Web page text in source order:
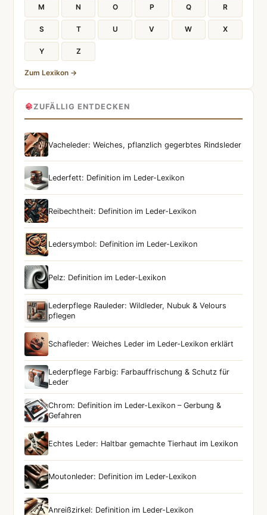
M N O P Q R
S T U V W X
Y Z
Zum Lexikon →
ZUFÄLLIG ENTDECKEN
Vacheleder: Weiches, pflanzlich gegerbtes Rindsleder
Lederfett: Definition im Leder-Lexikon
Reibechtheit: Definition im Leder-Lexikon
Ledersymbol: Definition im Leder-Lexikon
Pelz: Definition im Leder-Lexikon
Lederpflege Rauleder: Wildleder, Nubuk & Velours
pflegen
Schafleder: Weiches Leder im Leder-Lexikon erklärt
Lederpflege Farbig: Farbauffrischung & Schutz für
Leder
Chrom: Definition im Leder-Lexikon – Gerbung &
Gefahren
Echtes Leder: Haltbar gemachte Tierhaut im Lexikon
Moutonleder: Definition im Leder-Lexikon
Anreißzirkel: Definition im Leder-Lexikon